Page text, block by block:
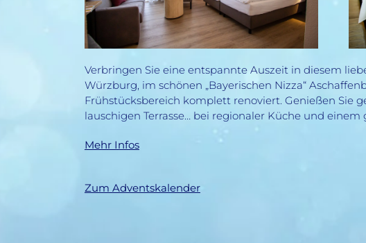
Verbringen Sie eine entspannte Auszeit in diesem
Würzburg, im schönen „Bayerischen Nizza“
Frühstücksbereich komplett renoviert. Genießen Sie
lauschigen Terrasse… bei regionaler Küche und einem
Mehr Infos
Zum Adventskalender